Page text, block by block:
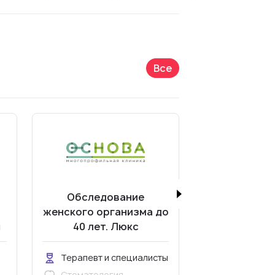
Все
Обследование
женского организма до
40 лет. Люкс
Терапевт и специалисты